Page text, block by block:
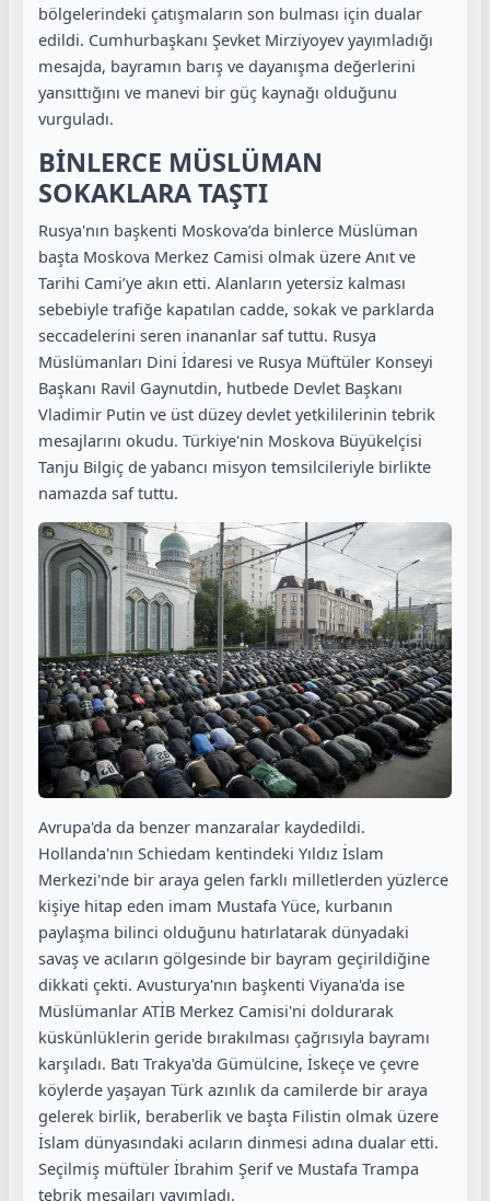
bölgelerindeki çatışmaların son bulması için dualar
edildi. Cumhurbaşkanı Şevket Mirziyoyev yayımladığı
mesajda, bayramın barış ve dayanışma değerlerini
yansıttığını ve manevi bir güç kaynağı olduğunu
vurguladı.
BİNLERCE MÜSLÜMAN
SOKAKLARA TAŞTI
Rusya'nın başkenti Moskova’da binlerce Müslüman
başta Moskova Merkez Camisi olmak üzere Anıt ve
Tarihi Cami’ye akın etti. Alanların yetersiz kalması
sebebiyle trafiğe kapatılan cadde, sokak ve parklarda
seccadelerini seren inananlar saf tuttu. Rusya
Müslümanları Dini İdaresi ve Rusya Müftüler Konseyi
Başkanı Ravil Gaynutdin, hutbede Devlet Başkanı
Vladimir Putin ve üst düzey devlet yetkililerinin tebrik
mesajlarını okudu. Türkiye'nin Moskova Büyükelçisi
Tanju Bilgiç de yabancı misyon temsilcileriyle birlikte
namazda saf tuttu.
Avrupa'da da benzer manzaralar kaydedildi.
Hollanda'nın Schiedam kentindeki Yıldız İslam
Merkezi'nde bir araya gelen farklı milletlerden yüzlerce
kişiye hitap eden imam Mustafa Yüce, kurbanın
paylaşma bilinci olduğunu hatırlatarak dünyadaki
savaş ve acıların gölgesinde bir bayram geçirildiğine
dikkati çekti. Avusturya'nın başkenti Viyana'da ise
Müslümanlar ATİB Merkez Camisi'ni doldurarak
küskünlüklerin geride bırakılması çağrısıyla bayramı
karşıladı. Batı Trakya'da Gümülcine, İskeçe ve çevre
köylerde yaşayan Türk azınlık da camilerde bir araya
gelerek birlik, beraberlik ve başta Filistin olmak üzere
İslam dünyasındaki acıların dinmesi adına dualar etti.
Seçilmiş müftüler İbrahim Şerif ve Mustafa Trampa
tebrik mesajları yayımladı.